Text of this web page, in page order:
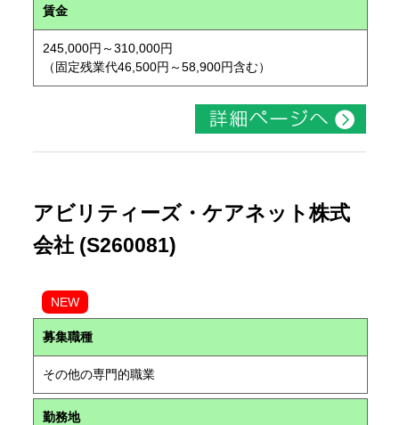
賃金
245,000円～310,000円
（固定残業代46,500円～58,900円含む）
アビリティーズ・ケアネット株式
会社 (S260081)
NEW
募集職種
その他の専門的職業
勤務地